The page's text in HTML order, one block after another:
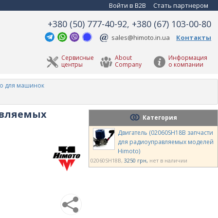
Войти в B2B Стать партнером
+380 (50) 777-40-92, +380 (67) 103-00-80
sales@himoto.in.ua Контакты
Информация
о компании
About
Company
Сервисные
центры
для машинок
Категория
Двигатель (02060SH18B запчасти
для радиоуправляемых моделей
Himoto)
02060SH18B 3250 грн нет в наличии